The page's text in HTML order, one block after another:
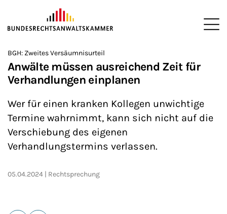
ZUM HAUPTINHALT SPRINGEN
Sie befinden sich hier:
>
Startseite
>
Newsroom
>
News
BGH: Zweites Versäumnisurteil
Anwälte müssen ausreichend Zeit für
Verhandlungen einplanen
Wer für einen kranken Kollegen unwichtige
Termine wahrnimmt, kann sich nicht auf die
Verschiebung des eigenen
Verhandlungstermins verlassen.
05.04.2024 Rechtsprechung